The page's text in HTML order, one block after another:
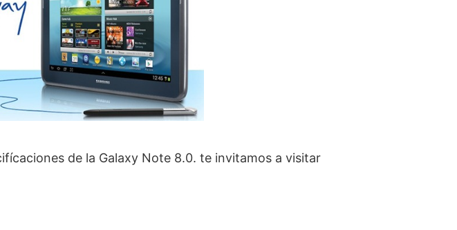
de la Galaxy Note 8.0. te invitamos a visitar